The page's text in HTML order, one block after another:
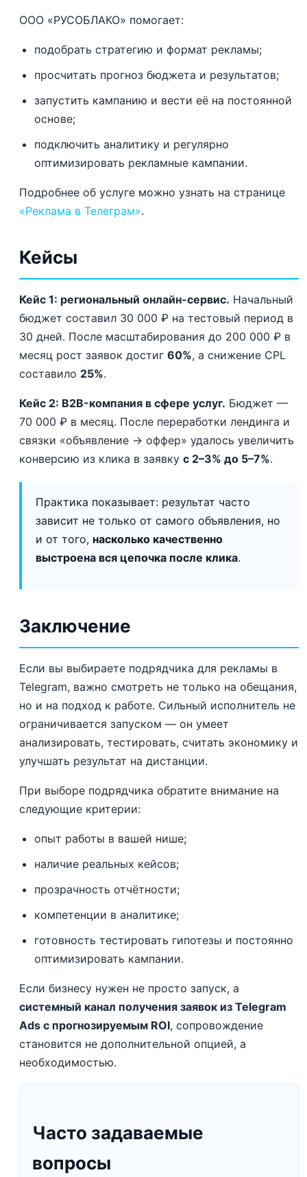
ООО «РУСОБЛАКО» помогает:
подобрать стратегию и формат рекламы;
просчитать прогноз бюджета и результатов;
запустить кампанию и вести её на постоянной
основе;
подключить аналитику и регулярно
оптимизировать рекламные кампании.
Подробнее об услуге можно узнать на странице
«Реклама в Телеграм».
Кейсы
Кейс 1: региональный онлайн-сервис. Начальный
бюджет составил 30 000 ₽ на тестовый период в
30 дней. После масштабирования до 200 000 ₽ в
месяц рост заявок достиг 60%, а снижение CPL
составило 25%.
Кейс 2: B2B-компания в сфере услуг. Бюджет —
70 000 ₽ в месяц. После переработки лендинга и
связки «объявление → оффер» удалось увеличить
конверсию из клика в заявку с 2–3% до 5–7%.
Практика показывает: результат часто
зависит не только от самого объявления, но
и от того, насколько качественно
выстроена вся цепочка после клика.
Заключение
Если вы выбираете подрядчика для рекламы в
Telegram, важно смотреть не только на обещания,
но и на подход к работе. Сильный исполнитель не
ограничивается запуском — он умеет
анализировать, тестировать, считать экономику и
улучшать результат на дистанции.
При выборе подрядчика обратите внимание на
следующие критерии:
опыт работы в вашей нише;
наличие реальных кейсов;
прозрачность отчётности;
компетенции в аналитике;
готовность тестировать гипотезы и постоянно
оптимизировать кампании.
Если бизнесу нужен не просто запуск, а
системный канал получения заявок из Telegram
Ads с прогнозируемым ROI, сопровождение
становится не дополнительной опцией, а
необходимостью.
Часто задаваемые
вопросы